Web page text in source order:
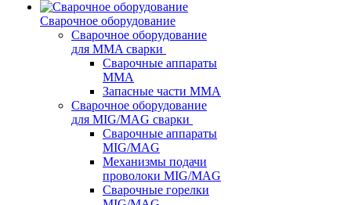
Сварочное оборудование
Сварочное оборудование
для MMA сварки
Сварочные аппараты
MMA
Запасные части MMA
Сварочное оборудование
для MIG/MAG сварки
Сварочные аппараты
MIG/MAG
Механизмы подачи
проволоки MIG/MAG
Сварочные горелки